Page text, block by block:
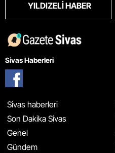
YILDIZELI HABER
Sivas Haberleri
Sivas haberleri
Son Dakika Sivas
Genel
Gündem